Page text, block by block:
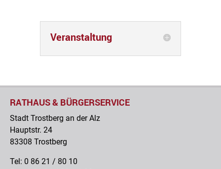
Veranstaltung
RATHAUS & BÜRGERSERVICE
Stadt Trostberg an der Alz
Hauptstr. 24
83308 Trostberg
Tel: 0 86 21 / 80 10